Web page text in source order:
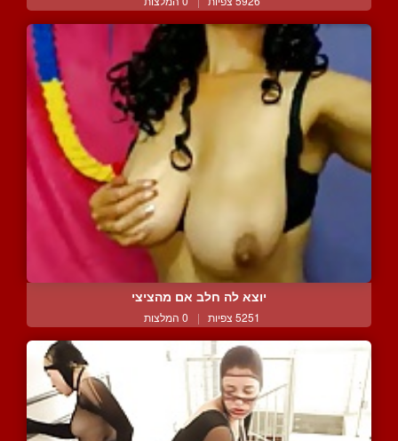
יוצא לה חלב אם מהציצי
5251 צפיות | 0 המלצות